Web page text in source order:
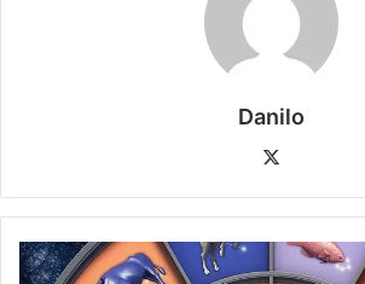
Danilo